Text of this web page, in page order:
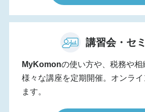
講習会・セ
MyKomonの使い方や、税務や相
様々な講座を定期開催。オンラ
ます。